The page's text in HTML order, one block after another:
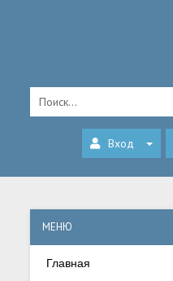
Вход
МЕНЮ
Главная